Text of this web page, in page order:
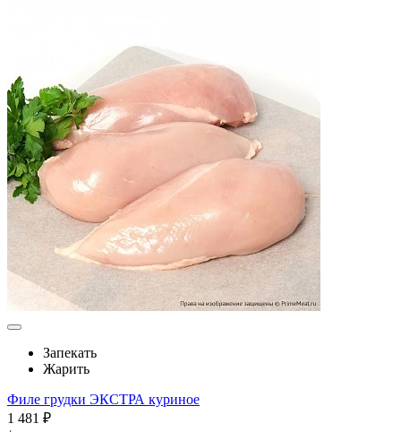
Запекать
Жарить
Филе грудки ЭКСТРА куриное
1 481 ₽